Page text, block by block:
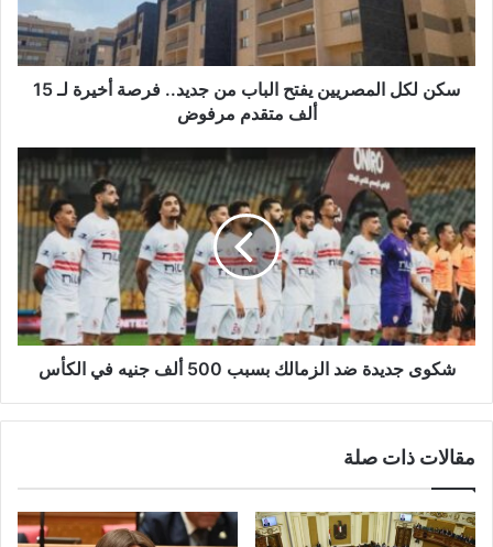
ك
ت
ر
سكن لكل المصريين يفتح الباب من جديد.. فرصة أخيرة لـ 15
ألف متقدم مرفوض
شكوى جديدة ضد الزمالك بسبب 500 ألف جنيه في الكأس
مقالات ذات صلة